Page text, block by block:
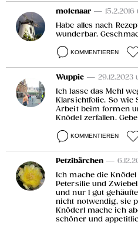
molenaar — 15.2.2016
Habe alles nach
wunderbar.
KOMMENTIEREN
Wuppie — 29.12.2023
Ich lasse das Mehl
Klarsichtfolie. So wie
Arbeit beim formen
Knödel zerfallen.
KOMMENTIEREN
Petzibärchen —
Ich mache die
Petersilie und
und nur 1 gut
nicht notwendig, sie
Knöderl mache ich
schöner und